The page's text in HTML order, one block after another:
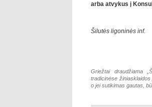
arba atvykus į
Šilutės ligoninės inf.
Griežtai draudžiama
tradicinėse
o jei sutikimas gautas,